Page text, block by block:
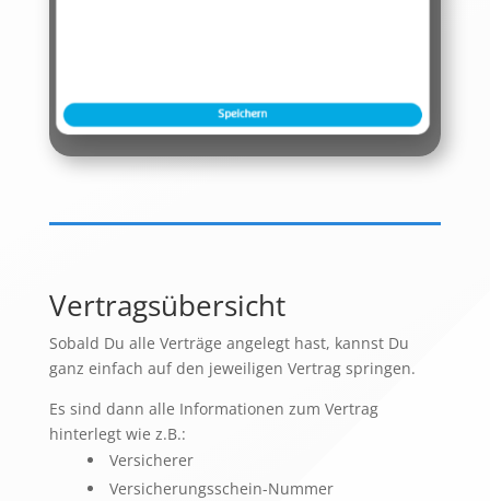
Vertragsübersicht
Sobald Du alle Verträge angelegt hast, kannst Du
ganz einfach auf den jeweiligen Vertrag springen.
Es sind dann alle Informationen zum Vertrag
hinterlegt wie z.B.:
Versicherer
Versicherungsschein-Nummer